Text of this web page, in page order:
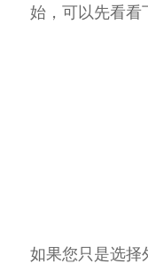
始，可以先看看
如果您只是选择